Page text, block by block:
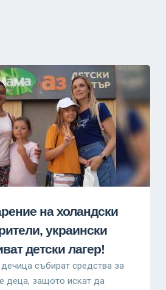
на холандски
украински
детски лагер!
събират средства за
деца, защото искат да